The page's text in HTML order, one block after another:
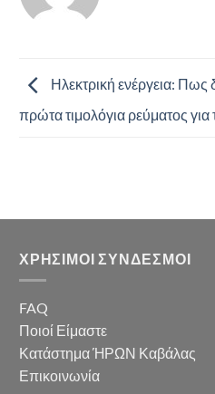
Ηλεκτρική ενέργεια: Πως
πρώτα τιμολόγια ρεύματος για
ΧΡΗΣΙΜΟΙ ΣΥΝΔΕΣΜΟΙ
FAQ
Ποιοί Είμαστε
Κατάστημα ΉΡΩΝ Καβάλας
Επικοινωνία